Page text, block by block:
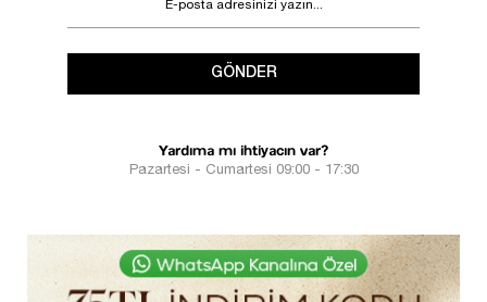
GÖNDER
Yardıma mı ihtiyacın var?
Pazartesi - Cumartesi 09:00 - 17:30